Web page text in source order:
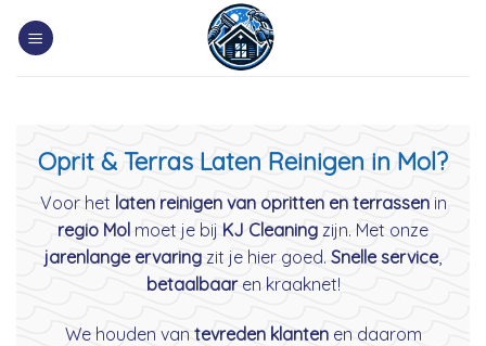
Oprit & Terras Laten Reinigen in Mol?
Voor het laten reinigen van opritten en terrassenin
regio Mol moet je bij KJ Cleaning zijn. Met onze
jarenlange ervaring zit je hier goed. Snelle service,
betaalbaaren kraaknet!
We houden van tevreden klantenen daarom